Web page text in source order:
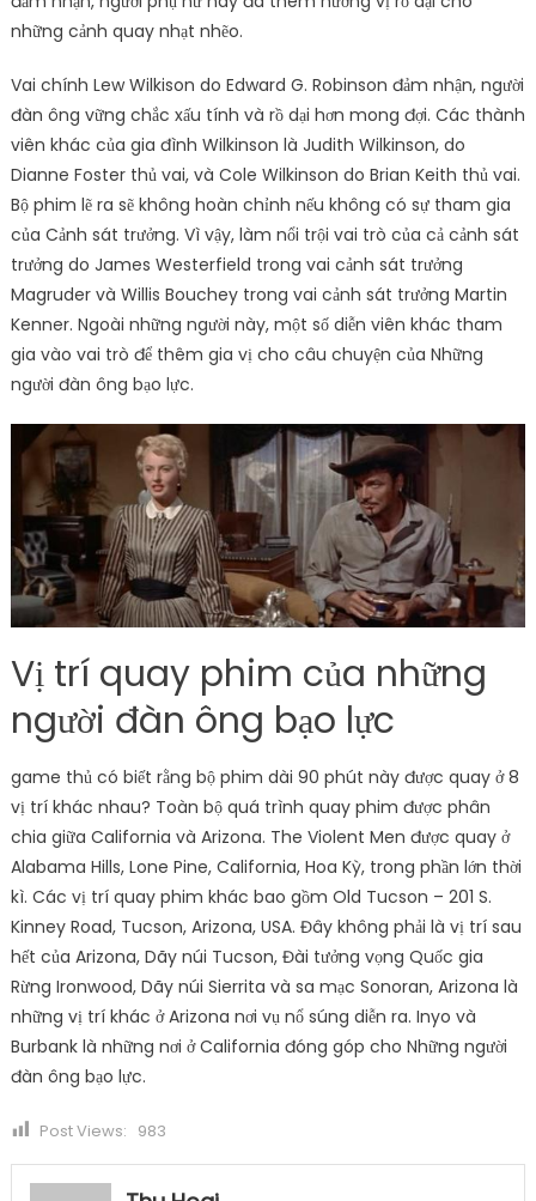
những cảnh quay nhạt nhẽo.
Vai chính Lew Wilkison do Edward G. Robinson đảm nhận, người
đàn ông vững chắc xấu tính và rồ dại hơn mong đợi. Các thành
viên khác của gia đình Wilkinson là Judith Wilkinson, do
Dianne Foster thủ vai, và Cole Wilkinson do Brian Keith thủ vai.
Bộ phim lẽ ra sẽ không hoàn chỉnh nếu không có sự tham gia
của Cảnh sát trưởng. Vì vậy, làm nổi trội vai trò của cả cảnh sát
trưởng do James Westerfield trong vai cảnh sát trưởng
Magruder và Willis Bouchey trong vai cảnh sát trưởng Martin
Kenner. Ngoài những người này, một số diễn viên khác tham
gia vào vai trò để thêm gia vị cho câu chuyện của Những
người đàn ông bạo lực.
Vị trí quay phim của những
người đàn ông bạo lực
game thủ có biết rằng bộ phim dài 90 phút này được quay ở 8
vị trí khác nhau? Toàn bộ quá trình quay phim được phân
chia giữa California và Arizona. The Violent Men được quay ở
Alabama Hills, Lone Pine, California, Hoa Kỳ, trong phần lớn thời
kì. Các vị trí quay phim khác bao gồm Old Tucson – 201 S.
Kinney Road, Tucson, Arizona, USA. Đây không phải là vị trí sau
hết của Arizona, Dãy núi Tucson, Đài tưởng vọng Quốc gia
Rừng Ironwood, Dãy núi Sierrita và sa mạc Sonoran, Arizona là
những vị trí khác ở Arizona nơi vụ nổ súng diễn ra. Inyo và
Burbank là những nơi ở California đóng góp cho Những người
đàn ông bạo lực.
Post Views: 983